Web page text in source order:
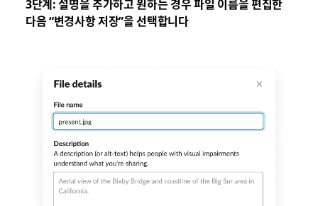
다음 “변경사항 저장”을 선택합니다